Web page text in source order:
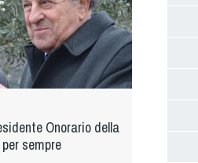
Onorario della
sempre